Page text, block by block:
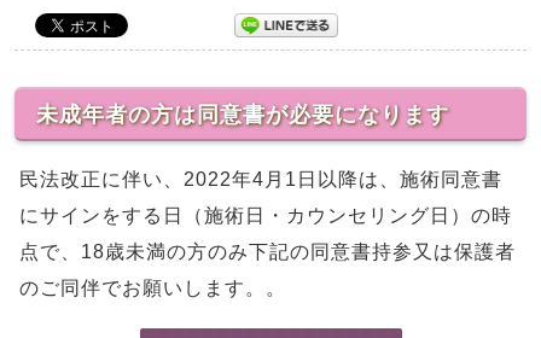
未成年者の方は同意書が必要になります
民法改正に伴い、2022年4月1日以降は、施術同意書
にサインをする日（施術日・カウンセリング日）の時
点で、18歳未満の方のみ下記の同意書持参又は保護者
のご同伴でお願いします。。